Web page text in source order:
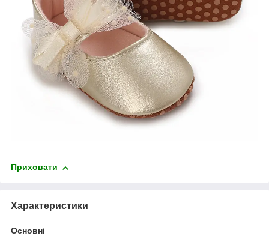
Приховати
Характеристики
Основні